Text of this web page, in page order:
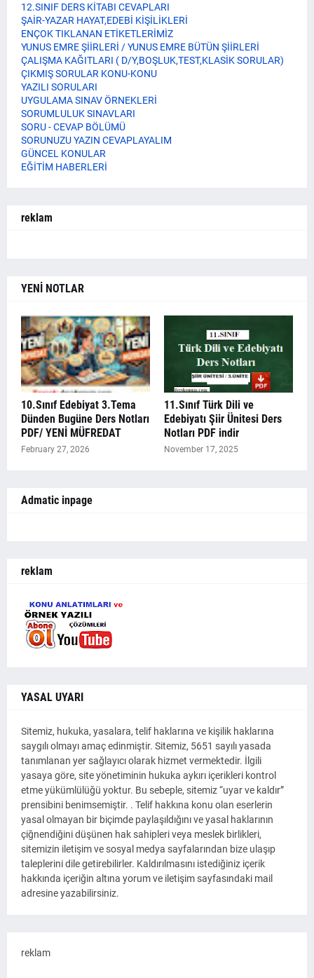
12.SINIF DERS KİTABI CEVAPLARI
ŞAİR-YAZAR HAYAT,EDEBİ KİŞİLİKLERİ
ENÇOK TIKLANAN ETİKETLERİMİZ
YUNUS EMRE ŞİİRLERİ / YUNUS EMRE BÜTÜN ŞİİRLERİ
ÇALIŞMA KAĞITLARI ( D/Y,BOŞLUK,TEST,KLASİK SORULAR)
ÇIKMIŞ SORULAR KONU-KONU
YAZILI SORULARI
UYGULAMA SINAV ÖRNEKLERİ
SORUMLULUK SINAVLARI
SORU - CEVAP BÖLÜMÜ
SORUNUZU YAZIN CEVAPLAYALIM
GÜNCEL KONULAR
EĞİTİM HABERLERİ
reklam
YENİ NOTLAR
10.Sınıf Edebiyat 3.Tema
Dünden Bugüne Ders Notları
PDF/ YENİ MÜFREDAT
February 27, 2026
11.Sınıf Türk Dili ve
Edebiyatı Şiir Ünitesi Ders
Notları PDF indir
November 17, 2025
Admatic inpage
reklam
YASAL UYARI
Sitemiz, hukuka, yasalara, telif haklarına ve kişilik haklarına
saygılı olmayı amaç edinmiştir. Sitemiz, 5651 sayılı yasada
tanımlanan yer sağlayıcı olarak hizmet vermektedir. İlgili
yasaya göre, site yönetiminin hukuka aykırı içerikleri kontrol
etme yükümlülüğü yoktur. Bu sebeple, sitemiz “uyar ve kaldır”
prensibini benimsemiştir. . Telif hakkına konu olan eserlerin
yasal olmayan bir biçimde paylaşıldığını ve yasal haklarının
çiğnendiğini düşünen hak sahipleri veya meslek birlikleri,
sitemizin iletişim ve sosyal medya sayfalarından bize ulaşıp
taleplerini dile getirebilirler. Kaldırılmasını istediğiniz içerik
hakkında içeriğin altına yorum ve iletişim sayfasındaki mail
adresine yazabilirsiniz.
reklam